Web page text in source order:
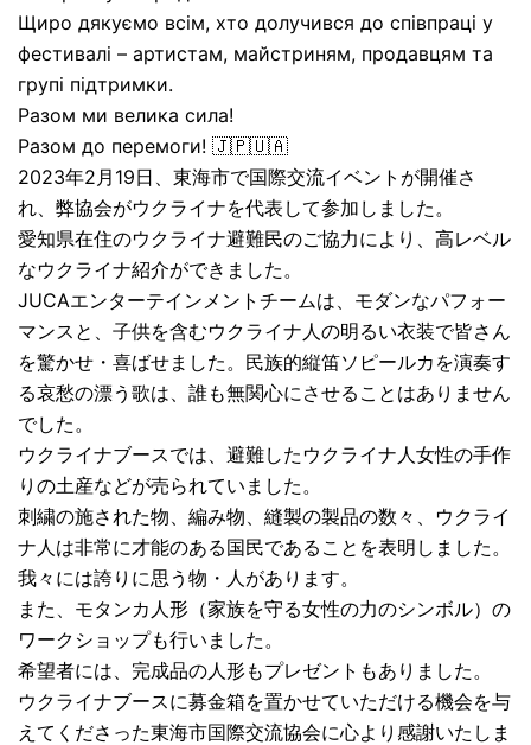
Щиро дякуємо всім, хто долучився до співпраці у
фестивалі – артистам, майстриням, продавцям та
групі підтримки.
Разом ми велика сила!
Разом до перемоги! 🇯🇵🇺🇦
2023年2月19日、東海市で国際交流イベントが開催さ
れ、弊協会がウクライナを代表して参加しました。
愛知県在住のウクライナ避難民のご協力により、高レベル
なウクライナ紹介ができました。
JUCAエンターテインメントチームは、モダンなパフォー
マンスと、子供を含むウクライナ人の明るい衣装で皆さん
を驚かせ・喜ばせました。民族的縦笛ソピールカを演奏す
る哀愁の漂う歌は、誰も無関心にさせることはありません
でした。
ウクライナブースでは、避難したウクライナ人女性の手作
りの土産などが売られていました。
刺繍の施された物、編み物、縫製の製品の数々、ウクライ
ナ人は非常に才能のある国民であることを表明しました。
我々には誇りに思う物・人があります。
また、モタンカ人形（家族を守る女性の力のシンボル）の
ワークショップも行いました。
希望者には、完成品の人形もプレゼントもありました。
ウクライナブースに募金箱を置かせていただける機会を与
えてくださった東海市国際交流協会に心より感謝いたしま